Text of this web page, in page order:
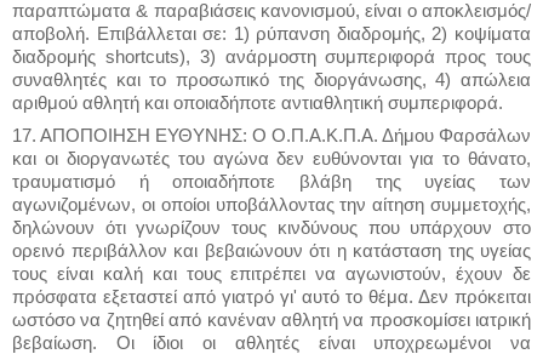
παραπτώματα & παραβιάσεις κανονισμού, είναι ο αποκλεισμός/
αποβολή. Επιβάλλεται σε: 1) ρύπανση διαδρομής, 2) κοψίματα
διαδρομής shortcuts), 3) ανάρμοστη συμπεριφορά προς τους
συναθλητές και το προσωπικό της διοργάνωσης, 4) απώλεια
αριθμού αθλητή και οποιαδήποτε αντιαθλητική συμπεριφορά.
17. ΑΠΟΠΟΙΗΣΗ ΕΥΘΥΝΗΣ: Ο Ο.Π.Α.Κ.Π.Α. Δήμου Φαρσάλων
και οι διοργανωτές του αγώνα δεν ευθύνονται για το θάνατο,
τραυματισμό ή οποιαδήποτε βλάβη της υγείας των
αγωνιζομένων, οι οποίοι υποβάλλοντας την αίτηση συμμετοχής,
δηλώνουν ότι γνωρίζουν τους κινδύνους που υπάρχουν στο
ορεινό περιβάλλον και βεβαιώνουν ότι η κατάσταση της υγείας
τους είναι καλή και τους επιτρέπει να αγωνιστούν, έχουν δε
πρόσφατα εξεταστεί από γιατρό γι' αυτό το θέμα. Δεν πρόκειται
ωστόσο να ζητηθεί από κανέναν αθλητή να προσκομίσει ιατρική
βεβαίωση. Οι ίδιοι οι αθλητές είναι υποχρεωμένοι να